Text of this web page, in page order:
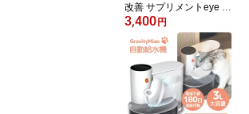
改善 サプリメントeye pu
re. (アイピュア) チキン風
味 シロップタイプ 20ml
目やに よだれやけ 消臭
目の健康 目の汚れ アイ
ケア 小型 中型 大型 子犬
シニア犬 ヒューマングレ
ード製法 国産サプリ
3,400 円